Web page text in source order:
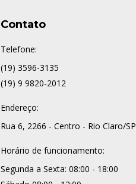
Contato
Telefone:
(19) 3596-3135
(19) 9 9820-2012
Endereço:
Rua 6, 2266 - Centro - Rio Claro/SP
Horário de funcionamento:
Segunda a Sexta: 08:00 - 18:00